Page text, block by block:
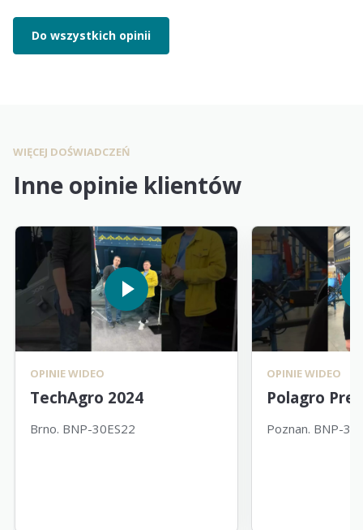
Do wszystkich opinii
WIĘCEJ DOŚWIADCZEŃ
Inne opinie klientów
OPINIE WIDEO
TechAgro 2024
Brno. BNP-30ES22
OPINIE WIDEO
Polagro
Poznan. BNP-